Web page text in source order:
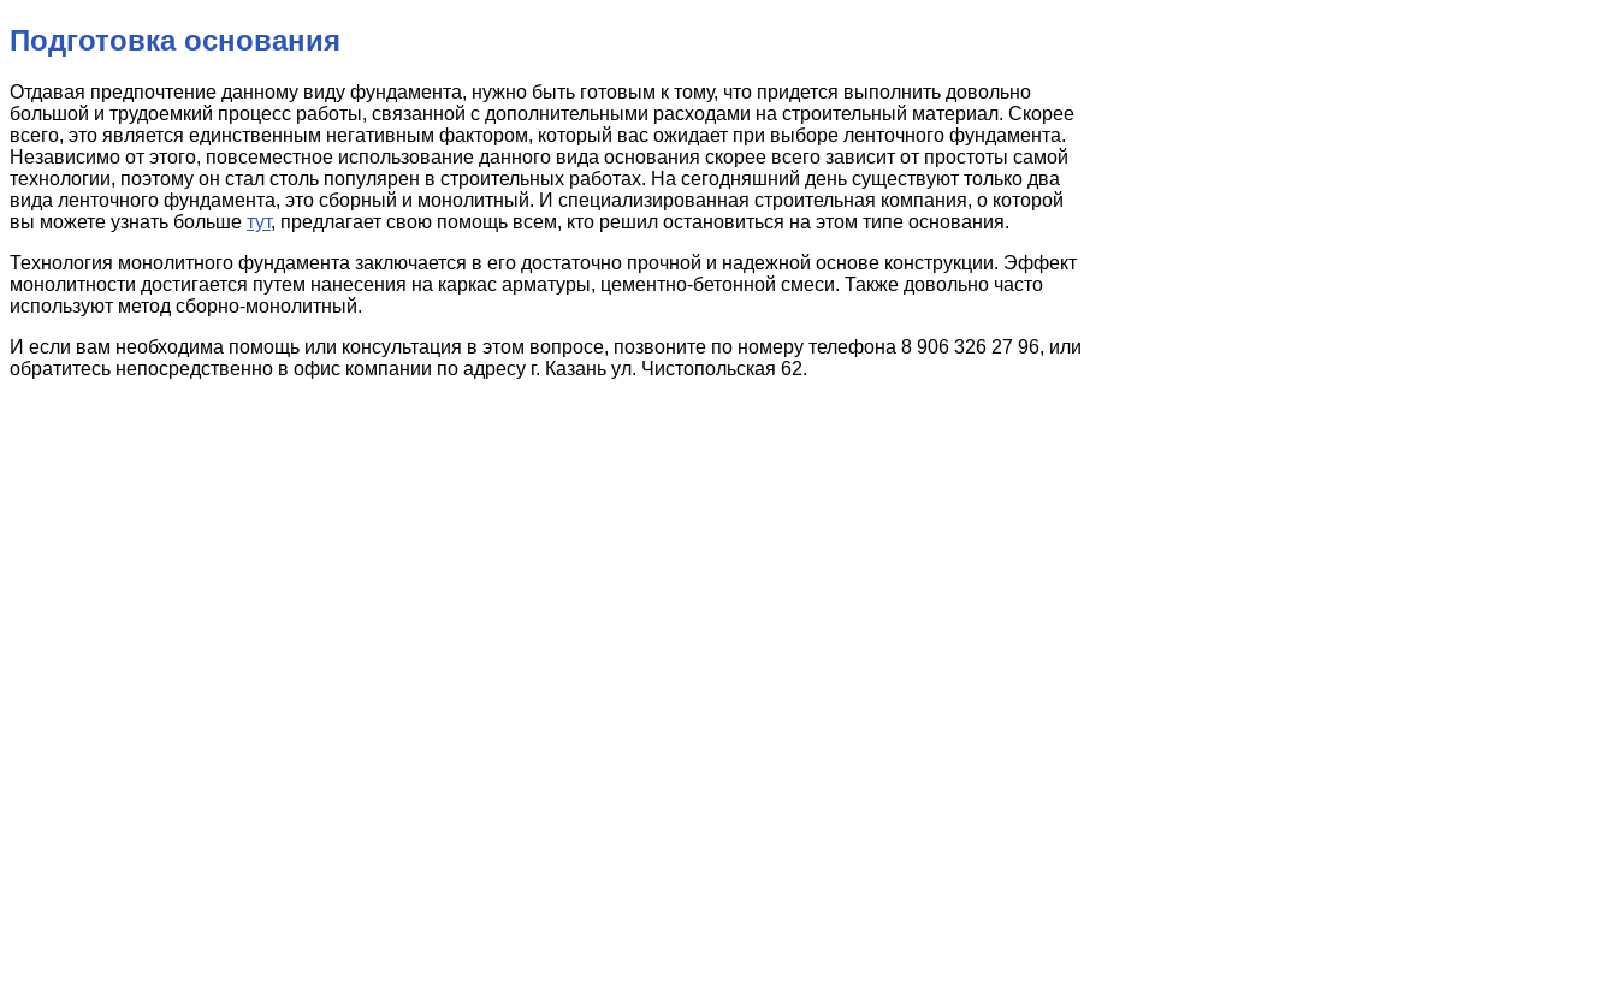
Подготовка основания
Отдавая предпочтение данному виду фундамента, нужно быть готовым к тому, что придется выполнить довольно
большой и трудоемкий процесс работы, связанной с дополнительными расходами на строительный материал. Скорее
всего, это является единственным негативным фактором, который вас ожидает при выборе ленточного фундамента.
Независимо от этого, повсеместное использование данного вида основания скорее всего зависит от простоты самой
технологии, поэтому он стал столь популярен в строительных работах. На сегодняшний день существуют только два
вида ленточного фундамента, это сборный и монолитный. И специализированная строительная компания, о которой
вы можете узнать больше тут, предлагает свою помощь всем, кто решил остановиться на этом типе основания.
Технология монолитного фундамента заключается в его достаточно прочной и надежной основе конструкции. Эффект
монолитности достигается путем нанесения на каркас арматуры, цементно-бетонной смеси. Также довольно часто
используют метод сборно-монолитный.
И если вам необходима помощь или консультация в этом вопросе, позвоните по номеру телефона 8 906 326 27 96, или
обратитесь непосредственно в офис компании по адресу г. Казань ул. Чистопольская 62.